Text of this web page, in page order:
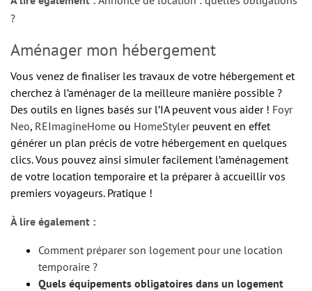
?
Aménager mon hébergement
Vous venez de finaliser les travaux de votre hébergement et
cherchez à l’aménager de la meilleure manière possible ?
Des outils en lignes basés sur l’IA peuvent vous aider ! Foyr
Neo, REImagineHome ou HomeStylerpeuvent en effet
générer un plan précis de votre hébergement en quelques
clics. Vous pouvez ainsi simuler facilement l’aménagement
de votre location temporaire et la préparer à accueillir vos
premiers voyageurs. Pratique !
À lire également :
Comment préparer son logement pour une location
temporaire ?
Quels équipements obligatoires dans un logement